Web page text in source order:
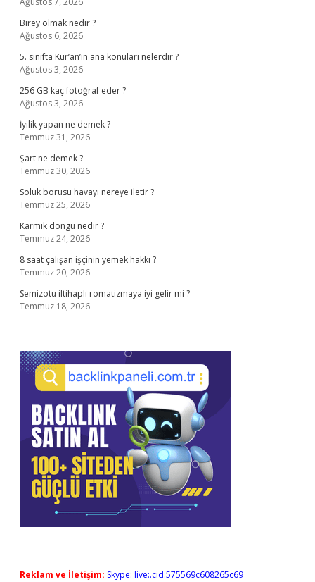
Birey olmak nedir ?
Ağustos 6, 2026
5. sınıfta Kur’an’ın ana konuları nelerdir ?
Ağustos 3, 2026
256 GB kaç fotoğraf eder ?
Ağustos 3, 2026
İyilik yapan ne demek ?
Temmuz 31, 2026
Şart ne demek ?
Temmuz 30, 2026
Soluk borusu havayı nereye iletir ?
Temmuz 25, 2026
Karmik döngü nedir ?
Temmuz 24, 2026
8 saat çalışan işçinin yemek hakkı ?
Temmuz 20, 2026
Semizotu iltihaplı romatizmaya iyi gelir mi ?
Temmuz 18, 2026
Reklam ve İletişim: Skype: live:.cid.575569c608265c69